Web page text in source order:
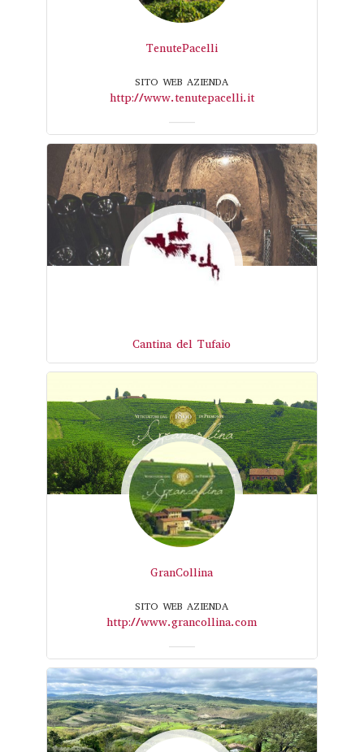
TenutePacelli
SITO WEB AZIENDA
http://www.tenutepacelli.it
Cantina del Tufaio
GranCollina
SITO WEB AZIENDA
http://www.grancollina.com